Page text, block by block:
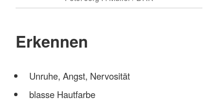
Erkennen
Unruhe, Angst, Nervosität
blasse Hautfarbe